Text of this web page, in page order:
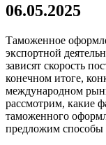
06.05.2025
Таможенное
экспортной
зависят скорость
конечном итоге,
международном
рассмотрим, какие
таможенного
предложим способы